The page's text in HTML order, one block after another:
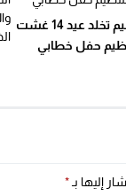
قبيلة أولاد أدليم تخلد عيد 14 غشت
حفل خطابي
إليها بـ *